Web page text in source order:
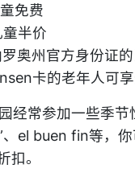
免费
童半价
奥州官方身份证
卡的老年人可
经常参加一些季节
、el buen fin等，
扣。